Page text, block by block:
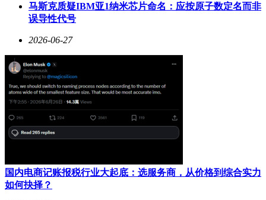
马斯克质疑IBM亚1纳米芯片命名：应按原子数定名而非
误导性代号
2026-06-27
国内电商记账报税行业大起底：选服务商，从价格到综合实力
如何抉择？